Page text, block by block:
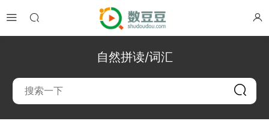
自然拼读/词汇